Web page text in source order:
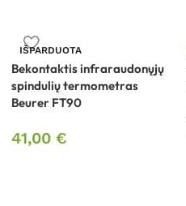
IŠPARDUOTA
Bekontaktis infraraudonųjų
spindulių termometras
Beurer FT90
41,00 €